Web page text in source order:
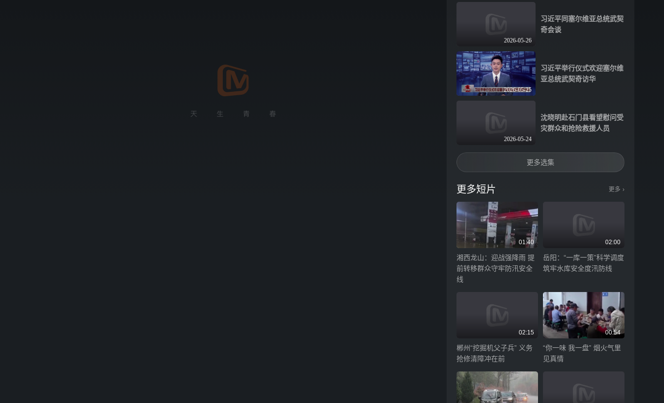
2026-05-26
习近平同塞尔维亚总统武契
奇会谈
2026-05-25
习近平举行仪式欢迎塞尔维
亚总统武契奇访华
2026-05-24
沈晓明赴石门县看望慰问受
灾群众和抢险救援人员
更多选集
更多短片 更多 ›
01:40
湘西龙山：迎战强降雨 提
前转移群众守牢防汛安全
线
02:00
岳阳：“一库一策”科学调度
筑牢水库安全度汛防线
02:15
郴州“挖掘机父子兵” 义务
抢修清障冲在前
00:54
“你一味 我一盘” 烟火气里
见真情